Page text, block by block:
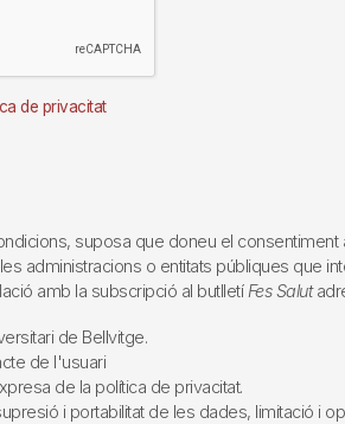
de privacitat
suposa que doneu el
administracions o entitats públiques que
amb la subscripció al butlletí Fes Salut
de Bellvitge.
de l'usuari
de la política de privacitat.
i portabilitat de les dades, limitació i